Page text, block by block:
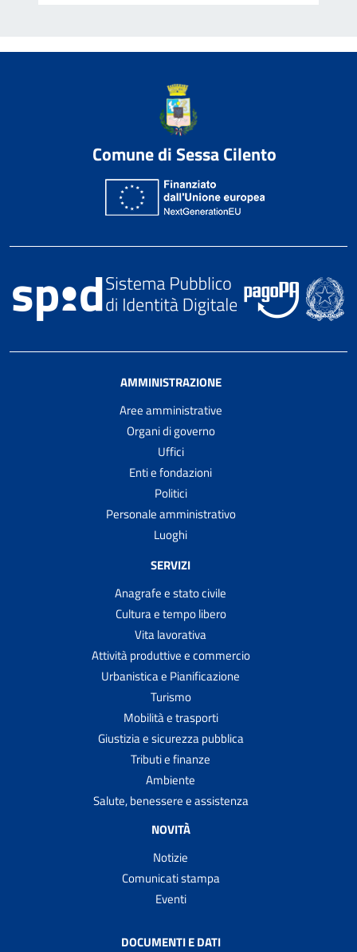
Comune di Sessa Cilento
AMMINISTRAZIONE
Aree amministrative
Organi di governo
Uffici
Enti e fondazioni
Politici
Personale amministrativo
Luoghi
SERVIZI
Anagrafe e stato civile
Cultura e tempo libero
Vita lavorativa
Attività produttive e commercio
Urbanistica e Pianificazione
Turismo
Mobilità e trasporti
Giustizia e sicurezza pubblica
Tributi e finanze
Ambiente
Salute, benessere e assistenza
NOVITÀ
Notizie
Comunicati stampa
Eventi
DOCUMENTI E DATI